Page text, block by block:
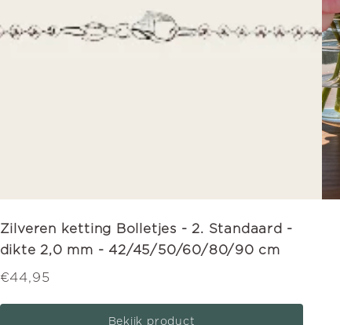
Zilveren ketting Bolletjes - 2. Standaard -
dikte 2,0 mm - 42/45/50/60/80/90 cm
€44,95
Bekijk product